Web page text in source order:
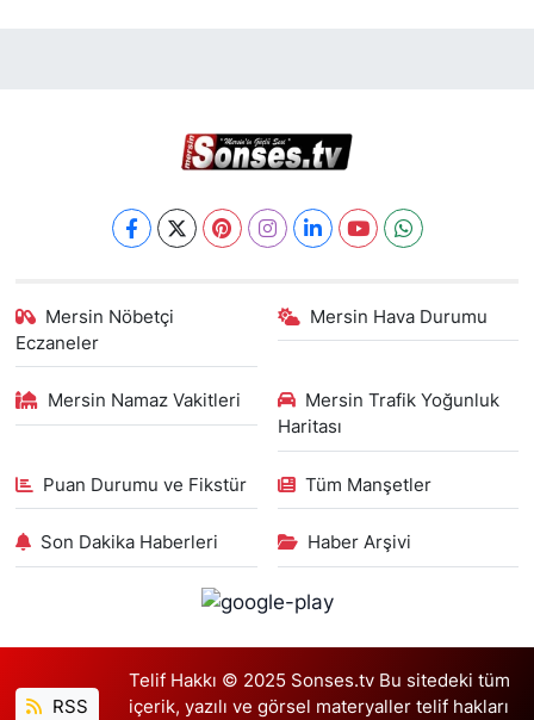
Mersin Nöbetçi
Eczaneler
Mersin Hava Durumu
Mersin Namaz Vakitleri
Mersin Trafik Yoğunluk
Haritası
Puan Durumu ve Fikstür Tüm Manşetler
Son Dakika Haberleri Haber Arşivi
RSS
Telif Hakkı © 2025 Sonses.tv Bu sitedeki tüm
içerik, yazılı ve görsel materyaller telif hakları